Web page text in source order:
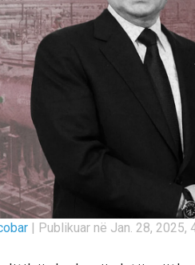
Publikuar në Jan. 28, 2025,